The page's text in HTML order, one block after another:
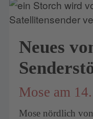
Neues
Mose am
Mose nördlich